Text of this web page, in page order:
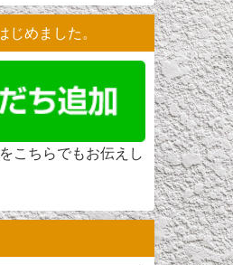
じめました。
こちらでもお伝えし